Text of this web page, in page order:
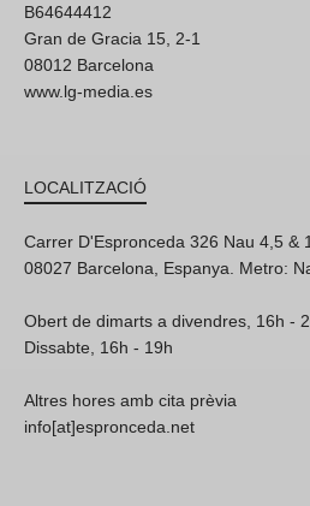
B64644412
Gran de Gracia 15, 2-1
08012 Barcelona
www.lg-media.es
LOCALITZACIÓ
Carrer D'Espronceda 326 Nau 4,5 &
08027 Barcelona, Espanya. Metro:
Obert de dimarts a divendres, 16h -
Dissabte, 16h - 19h
Altres hores amb cita prèvia
info[at]espronceda.net